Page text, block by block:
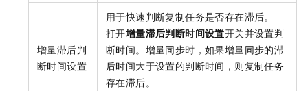
增量滞后判
断时间设置
用于快速判断复制任务是否存在滞后。
打开增量滞后判断时间设置开关并设置判
断时间。增量同步时，如果增量同步的滞
后时间大于设置的判断时间，则复制任务
存在滞后。